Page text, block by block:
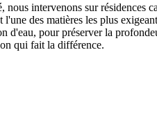
intervenons sur résidences
des matières les plus
d'eau, pour préserver la
qui fait la différence.